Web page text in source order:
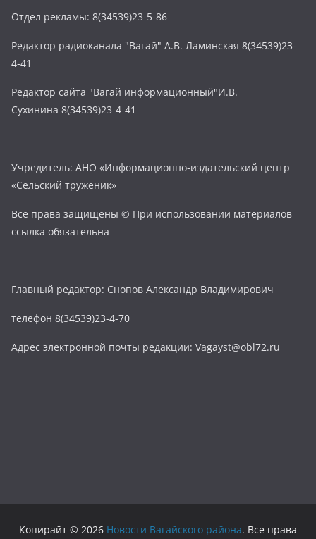
Отдел рекламы: 8(34539)23-5-86
Редактор радиоканала "Вагай" А.В. Ламинская 8(34539)23-
4-41
Редактор сайта "Вагай информационный"И.В.
Сухинина 8(34539)23-4-41
Учредитель: АНО «Информационно-издательский центр
«Сельский труженик»
Все права защищены © При использовании материалов
ссылка обязательна
Главный редактор: Снопов Александр Владимирович
телефон 8(34539)23-4-70
Адрес электронной почты редакции: Vagayst@obl72.ru
Копирайт © 2026 Новости Вагайского района. Все права